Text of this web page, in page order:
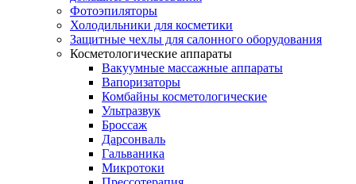
Фотоэпиляторы
Холодильники для косметики
Защитные чехлы для салонного оборудования
Косметологические аппараты
Вакуумные массажные аппараты
Вапоризаторы
Комбайны косметологические
Ультразвук
Броссаж
Дарсонваль
Гальваника
Микротоки